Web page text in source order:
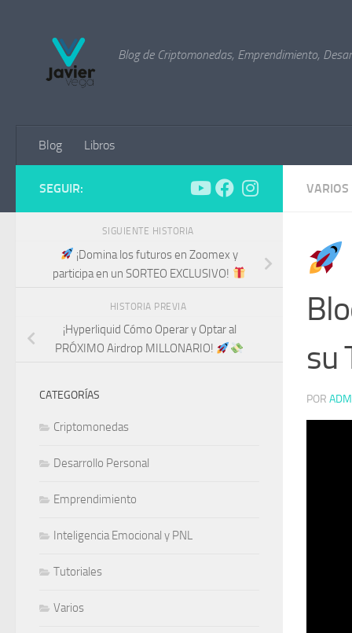
Blog de Criptomonedas, Emprendimiento,
Blog Libros
VARIOS
su
POR
SEGUIR:
SIGUIENTE HISTORIA
¡Domina los futuros en Zoomex y
participa en un SORTEO EXCLUSIVO!
HISTORIA PREVIA
¡Hyperliquid Cómo Operar y Optar al
PRÓXIMO Airdrop MILLONARIO!
CATEGORÍAS
Criptomonedas
Desarrollo Personal
Emprendimiento
Inteligencia Emocional y PNL
Tutoriales
Varios